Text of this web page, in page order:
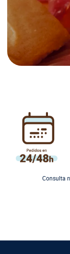
Consulta